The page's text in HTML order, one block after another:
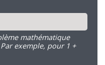
mathématique
exemple, pour 1 +